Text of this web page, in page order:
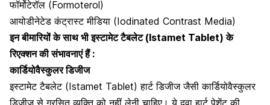
फॉर्मोटेरॉल (Formoterol)
आयोडीनेटेड कंट्रास्ट मीडिया (Iodinated Contrast Media)
इन बीमारियों के साथ भी इस्टामेट टैबलेट (Istamet Tablet) के
रिएक्शन की संभावनाएं हैं :
कार्डियोवैस्कुलर डिजीज
इस्टामेट टैबलेट (Istamet Tablet)हार्ट डिजीजजैसी कार्डियोवैस्कुलर
डिजीज से ग्रसित व्यक्ति को नहीं लेनी चाहिए। ये दवा हार्ट पेशेंट की